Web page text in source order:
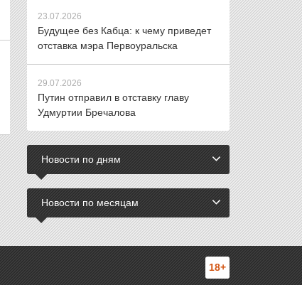
23.07.2026
Будущее без Кабца: к чему приведет
отставка мэра Первоуральска
29.07.2026
Путин отправил в отставку главу
Удмуртии Бречалова
Новости по дням
Новости по месяцам
18+